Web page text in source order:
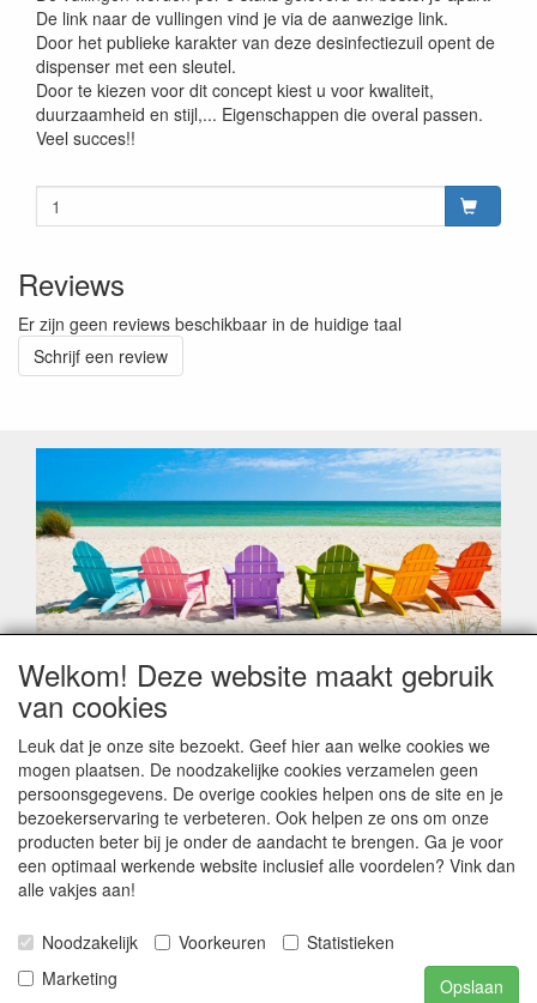
De link naar de vullingen vind je via de aanwezige link.
Door het publieke karakter van deze desinfectiezuil opent de
dispenser met een sleutel.
Door te kiezen voor dit concept kiest u voor kwaliteit,
duurzaamheid en stijl,... Eigenschappen die overal passen.
Veel succes!!
Reviews
Er zijn geen reviews beschikbaar in de huidige taal
Schrijf een review
Geachte klant,
Zoals elk jaar zorgt de verlofperiode, naast een hoop
leveringsproblemen.
Sommige fabrikanten sluiten of werken met een
vakantiebezetting.
Bestellingen die vanaf +/- 15 juli geplaatst worden kunnen
hierdoor vertraging oplopen. Wanneer die voorradig is en alle
betalingsmodaliteiten zijn vervuld dan de bestelling verstuurd
worden. Indien deze nog terug moeten binnen komen dan is
Augustus stabiliseert zich dit dan wel en kunnen wij, meestal,
opnieuw vlot werken.
Bedankt voor uw begrip.
Welkom! Deze website maakt gebruik
van cookies
Leuk dat je onze site bezoekt. Geef hier aan welke cookies we
mogen plaatsen. De noodzakelijke cookies verzamelen geen
persoonsgegevens. De overige cookies helpen ons de site en je
bezoekerservaring te verbeteren. Ook helpen ze ons om onze
producten beter bij je onder de aandacht te brengen. Ga je voor
een optimaal werkende website inclusief alle voordelen? Vink dan
alle vakjes aan!
Noodzakelijk Voorkeuren
Statistieken
Marketing
Opslaan